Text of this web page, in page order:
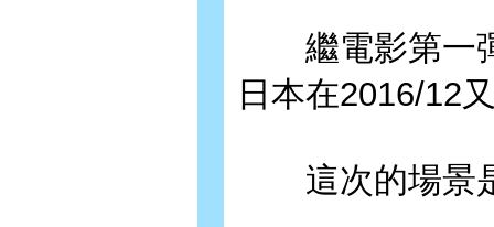
繼電影第一彈
日本在2016/12
這次的場景是